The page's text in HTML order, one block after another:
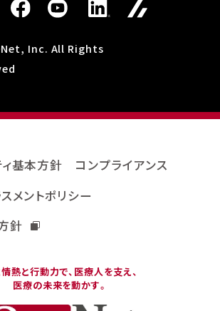
Inc. All Rights
熱と行動力で、医療人を支え、
医療の未来を動かす。
基本方針
コンプライアンス
メントポリシー
針